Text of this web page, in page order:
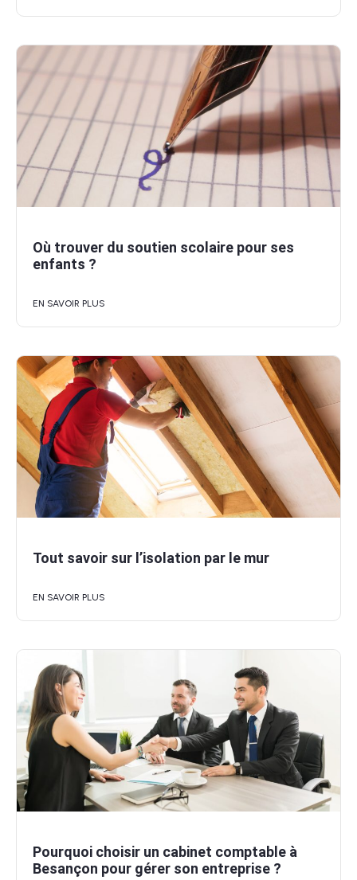
Où trouver du soutien scolaire pour ses
enfants ?
EN SAVOIR PLUS
Tout savoir sur l’isolation par le mur
EN SAVOIR PLUS
Pourquoi choisir un cabinet comptable à
Besançon pour gérer son entreprise ?